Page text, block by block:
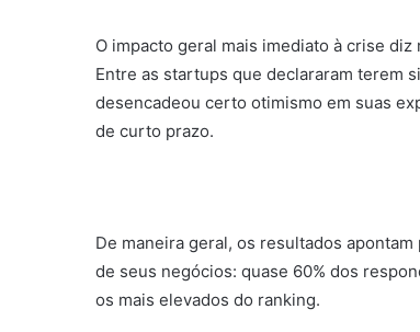
O impacto geral mais imediato à crise
Entre as startups que declararam terem
desencadeou certo otimismo em suas
de curto prazo.
De maneira geral, os resultados
de seus negócios: quase 60% dos
os mais elevados do ranking.